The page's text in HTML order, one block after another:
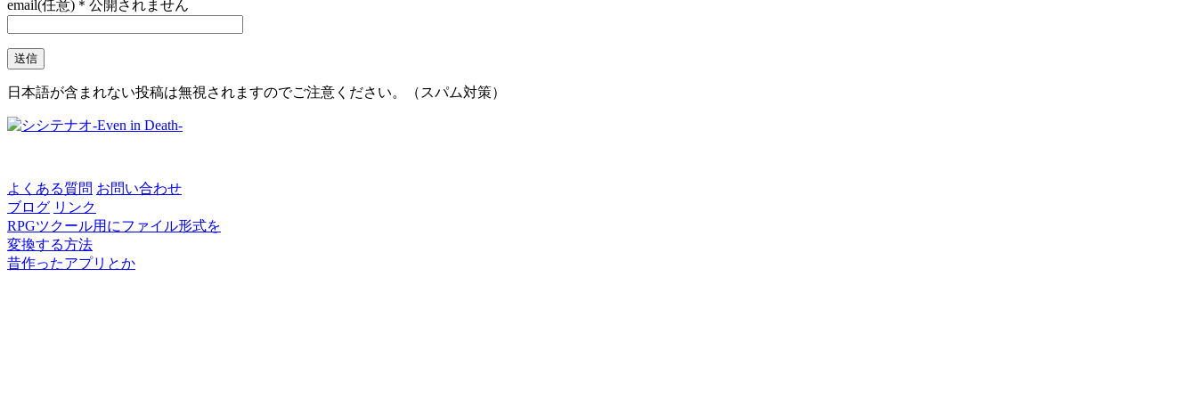
email(任意)＊公開されません
日本語が含まれない投稿は無視されますのでご注意ください。（スパム対策）
よくある質問 お問い合わせ
ブログ リンク
RPGツクール用にファイル形式を
変換する方法
昔作ったアプリとか